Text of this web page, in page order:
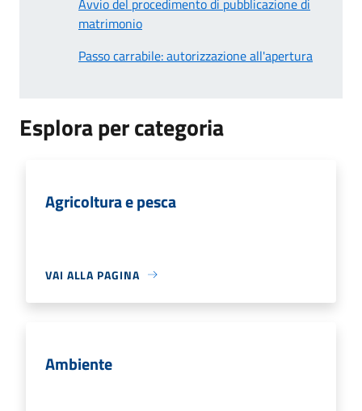
matrimonio
Passo carrabile: autorizzazione all'apertura
Esplora per categoria
Agricoltura e pesca
VAI ALLA PAGINA
Ambiente